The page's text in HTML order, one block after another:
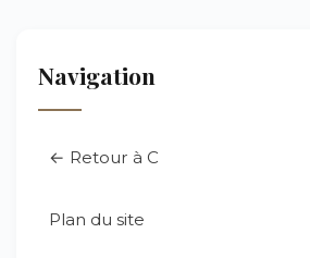
Navigation
← Retour à C
Plan du site